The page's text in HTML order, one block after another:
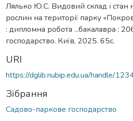
Лялько Ю.С. Видовий склад і
рослин на території парку
: дипломна робота ...бакалавра :
господарство. Київ, 2025. 65с.
URI
https://dglib.nubip.edu.ua/handle/
Зібрання
Садово-паркове господарство